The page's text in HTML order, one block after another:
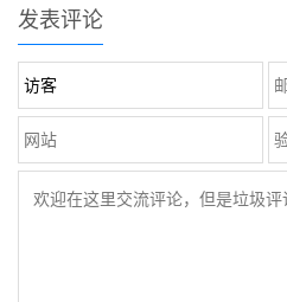
发表评论